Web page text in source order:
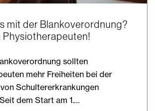
mit der ­Blankoverordnung?
Physiotherapeuten!
sollten
mehr Freiheiten bei der
Schultererkrankungen
dem Start am 1.…